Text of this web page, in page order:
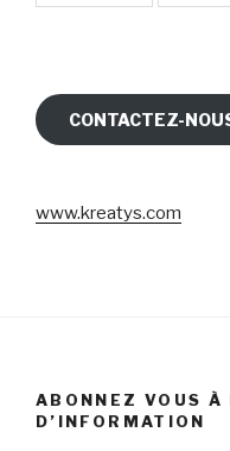
CONTACTEZ-
www.kreatys.com
ABONNEZ VOUS À
D’INFORMATION